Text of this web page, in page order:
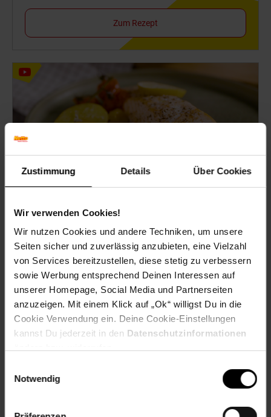
Zustimmung Details Über Cookies
Wir verwenden Cookies!
Wir nutzen Cookies und andere Techniken, um unsere
Seiten sicher und zuverlässig anzubieten, eine Vielzahl
von Services bereitzustellen, diese stetig zu verbessern
sowie Werbung entsprechend Deinen Interessen auf
unserer Homepage, Social Media und Partnerseiten
anzuzeigen. Mit einem Klick auf „Ok“ willigst Du in die
Cookie Verwendung ein. Deine Cookie-Einstellungen
kannst Du jederzeit in den Datenschutzinformationen
Notwendig
Zum Rezept
Gebackener Lachs mit Ofengemüse